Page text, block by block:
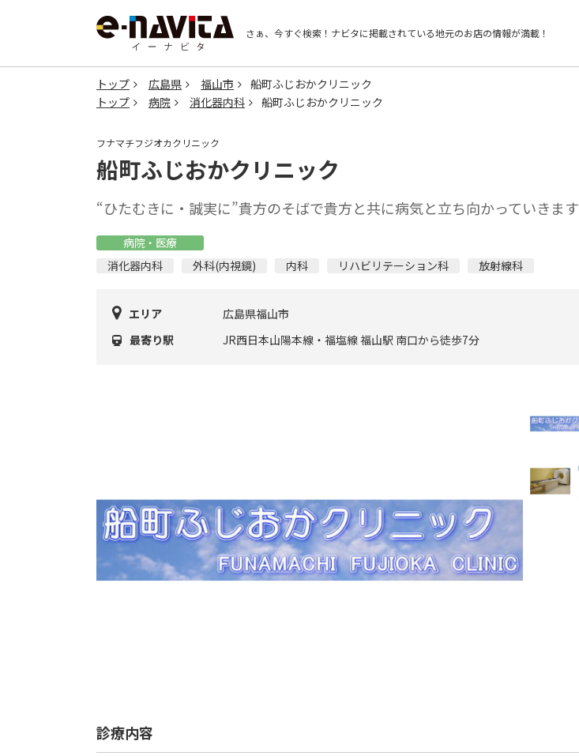
さぁ、今すぐ検索！ ナビタに掲載されている地元のお店の情報が満載！
トップ 広島県 福山市
船町ふじおかクリニック
トップ
病院 消化器内科 船町ふじおかクリニック
フナマチフジオカクリニック
船町ふじおかクリニック
“ひたむきに・誠実に”貴方のそばで貴方と共に病気と立ち向かっていきます
病院・医療
消化器内科
外科(内視鏡) 内科 リハビリテーション科 放射線科
エリア
広島県福山市
最寄り駅
JR西日本山陽本線・福塩線 福山駅 南口から徒歩7分
診療内容